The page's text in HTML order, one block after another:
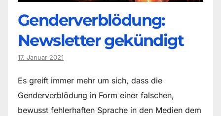
Genderverblödung:
Newsletter gekündigt
17. Januar 2021
Es greift immer mehr um sich, dass die
Genderverblödung in Form einer falschen,
bewusst fehlerhaften Sprache in den Medien dem